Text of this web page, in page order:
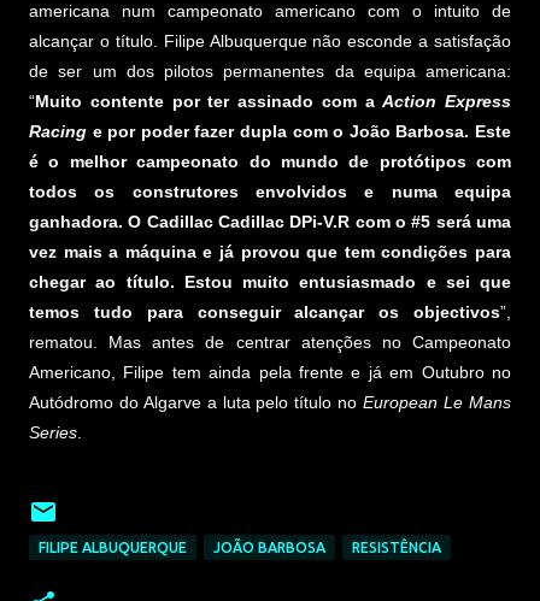
americana num campeonato americano com o intuito de
alcançar o título. Filipe Albuquerque não esconde a satisfação
de ser um dos pilotos permanentes da equipa americana:
“Muito contente por ter assinado com aAction Express
Racing e por poder fazer dupla com o João Barbosa. Este
é o melhor campeonato do mundo de protótipos com
todos os construtores envolvidos e numa equipa
ganhadora. O Cadillac Cadillac DPi-V.R com o #5 será uma
vez mais a máquina e já provou que tem condições para
chegar ao título. Estou muito entusiasmado e sei que
temos tudo para conseguir alcançar os objectivos”,
rematou. Mas antes de centrar atenções no Campeonato
Americano, Filipe tem ainda pela frente e já em Outubro no
Autódromo do Algarve a luta pelo título noEuropean Le Mans
Series
FILIPE ALBUQUERQUE JOÃO BARBOSA RESISTÊNCIA